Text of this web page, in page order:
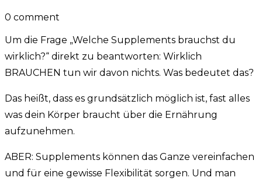
0 comment
Um die Frage „Welche Supplements brauchst du
wirklich?“ direkt zu beantworten: Wirklich
BRAUCHEN tun wir davon nichts. Was bedeutet das?
Das heißt, dass es grundsätzlich möglich ist, fast alles
was dein Körper braucht über die Ernährung
aufzunehmen.
ABER: Supplements können das Ganze vereinfachen
und für eine gewisse Flexibilität sorgen. Und man